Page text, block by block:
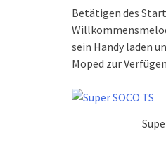
Betätigen des
sein Handy laden
Moped zur